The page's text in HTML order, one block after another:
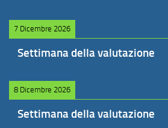
7 Dicembre 2026
Settimana della valutazione
8 Dicembre 2026
Settimana della valutazione